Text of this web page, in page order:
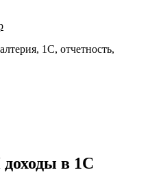
1С, отчетность,
в 1С